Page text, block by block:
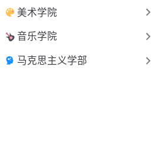
美术学院
音乐学院
马克思主义学部